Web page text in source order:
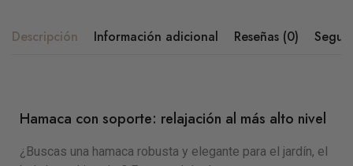
Descripción Información adicional Reseñas (0)
Hamaca con soporte: relajación al más alto nivel
¿Buscas una hamaca robusta y elegante para el jardín, el